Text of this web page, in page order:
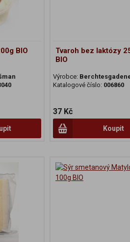
BIO
Tvaroh bez laktózy
BIO
Výrobce:
Katalogové číslo: 006860
37 Kč
Koupit